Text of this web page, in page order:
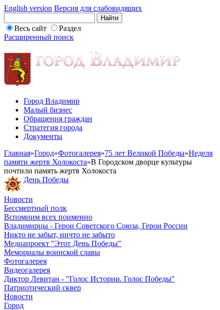
English version Версия для слабовидящих
Весь сайт
Раздел
Расширенный поиск
Город Владимир
Малый бизнес
Обращения граждан
Стратегия города
Документы
Главная»Город»Фотогалерея»75 лет Великой Победы»Неделя
памяти жертв Холокоста»В Городском дворце культуры
почтили память жертв Холокоста
День Победы
Новости
Бессмертный полк
Вспомним всех поименно
Владимирцы - Герои Советского Союза, Герои России
Никто не забыт, ничто не забыто
Медиапроект "Этот День Победы"
Мемориалы воинской славы
Фотогалерея
Видеогалерея
Диктор Левитан - "Голос Истории. Голос Победы"
Патриотический сквер
Новости
Город